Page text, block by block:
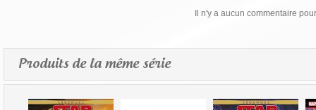
Il n'y a aucun commentaire
Produits de la même série